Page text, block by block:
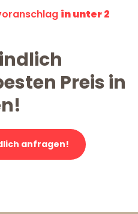
in unter 2
Preis in
anfragen!